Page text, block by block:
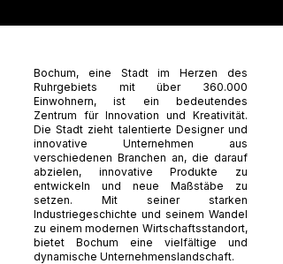
Bochum, eine Stadt im Herzen des
Ruhrgebiets mit über 360.000
Einwohnern, ist ein bedeutendes
Zentrum für Innovation und Kreativität.
Die Stadt zieht talentierte Designer und
innovative Unternehmen aus
verschiedenen Branchen an, die darauf
abzielen, innovative Produkte zu
entwickeln und neue Maßstäbe zu
setzen. Mit seiner starken
Industriegeschichte und seinem Wandel
zu einem modernen Wirtschaftsstandort,
bietet Bochum eine vielfältige und
dynamische Unternehmenslandschaft.